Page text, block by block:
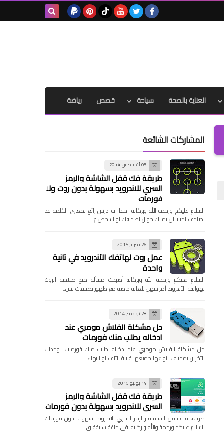
العناية بالصحة سياحة قصص رياضة
المشاركات الشائعة
05 أغسطس 2014
طريقة فك قفل الشاشة والرمز
السري للاندرويد بسهولة بدون روت ولا
فورمات
السلام عليكم ورحمة الله وبركاته حقا انه درس رائع بمعني الكلمة قد
تصادف احيانا ان تمتلك جوال لصديقك او لشخص ع…
26 فبراير 2015
عمل روت لهاتفك الأندرويد في ثانية
واحدة
السلام عليكم ورحمة الله وبركاته أصبحت مسألة منح صلاحية الروت
لهواتف الأندرويد أمر سهل للغاية خاصة مع ظهور تطبيقات تس…
28 نوفمبر 2014
حل مشكلة الفلاش مومري عند
ادخاله يطلب منك فورمات
حل مشكلة الفلاش مومري عند ادخاله يطلب منك فورمات وحدات
التخزين بمختلف انواعها جميعها قابلة للتلف او انتهاء ا…
14 يونيو 2015
طريقة فك قفل الشاشة والرمز
السري للاندرويد بسهولة بدون فورمات
طريقة فك قفل الشاشة والرمز السري للاندرويد بسهولة بدون فورمات
السلام عليكم ورحمة والله وبركاته في حلقة سابقة ق…